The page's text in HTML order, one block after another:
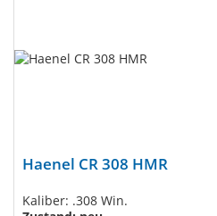
Haenel CR 308 HMR
Kaliber: .308 Win.